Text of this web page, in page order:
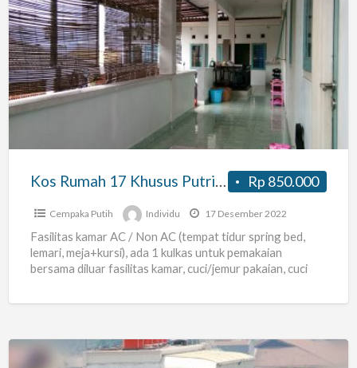
Kos
Rumah
17
Khusus
Putri,
Putih
(Karyawati/Mahasiswi)
Rp 850.000
Kos Rumah 17 Khusus Putri, Cempaka Putih Tengah (Karyawati/Mahasiswi)
Cempaka Putih Individu 17 Desember 2022
Fasilitas kamar AC / Non AC (tempat tidur spring bed,
lemari, meja+kursi), ada 1 kulkas untuk pemakaian
bersama diluar fasilitas kamar, cuci/jemur pakaian, cuci